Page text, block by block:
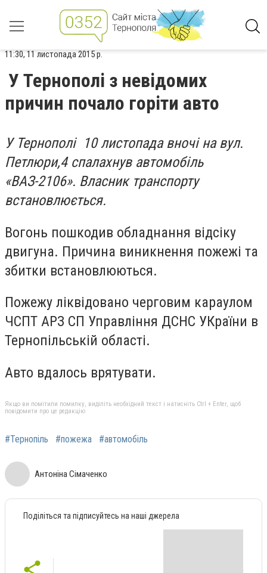
11:30, 11 листопада 2015 р.
У Тернополі з невідомих
причин почало горіти авто
У Тернополі 10 листопада вночі на вул.
Петлюри,4 спалахнув автомобіль
«ВАЗ-2106». Власник транспорту
встановлюється.
Вогонь пошкодив обладнання відсіку
двигуна. Причина виникнення пожежі та
збитки встановлюються.
Пожежу ліквідовано черговим караулом
ЧСПТ АРЗ СП Управління ДСНС УКраїни в
Тернопільській області.
Авто вдалось врятувати.
Якщо ви помітили помилку, виділіть необхідний текст і натисніть Ctrl + Enter, щоб
повідомити про це редакцію
#Тернопіль #пожежа #автомобіль
Антоніна Сімаченко
Поділіться та підписуйтесь на наші джерела